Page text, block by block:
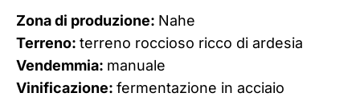
Zona di produzione: Nahe
Terreno: terreno roccioso ricco di ardesia
Vendemmia: manuale
Vinificazione: fermentazione in acciaio